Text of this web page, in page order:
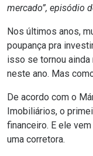
mercado”, episódio
Nos últimos anos,
poupança pra
isso se tornou
neste ano. Mas
De acordo com o
Imobiliários, o
financeiro. E ele
uma corretora.